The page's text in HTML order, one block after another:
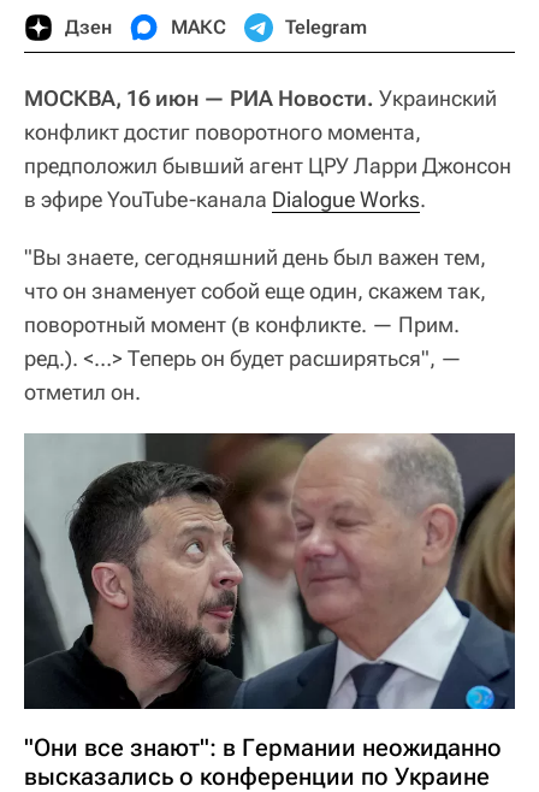
Дзен МАКС Telegram
МОСКВА, 16 июн — РИА Новости. Украинский
конфликт достиг поворотного момента,
предположил бывший агент ЦРУ Ларри Джонсон
в эфире YouTube-канала Dialogue Works.
"Вы знаете, сегодняшний день был важен тем,
что он знаменует собой еще один, скажем так,
поворотный момент (в конфликте. — Прим.
ред.). <…> Теперь он будет расширяться", —
отметил он.
"Они все знают": в Германии неожиданно
высказались о конференции по Украине